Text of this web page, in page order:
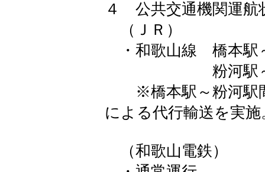
４ 公共交通機関運航
（ＪＲ）
・和歌山線 橋本駅
粉河駅～和歌
※橋本駅～粉河駅間
による代行輸送を実施
（和歌山電鉄）